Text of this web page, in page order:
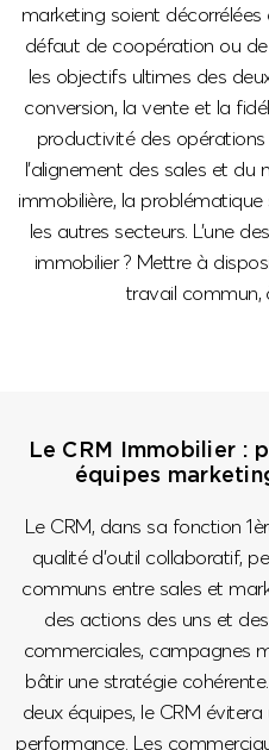
marketing soient décorrélées
défaut de coopération ou
les objectifs ultimes des
conversion, la vente et la
productivité des
l’alignement des sales et
immobilière, la
les autres secteurs. L’une
immobilier ? Mettre à
travail commun,
Le CRM Immobilier :
équipes
Le CRM, dans sa fonction
qualité d’outil collaboratif,
communs entre sales et
des actions des uns et
commerciales, campagnes
bâtir une stratégie
deux équipes, le CRM
performance. Les